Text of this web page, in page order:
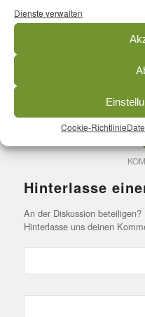
Dienste verwalten
Cookie-Richtlinie
Hinterlasse
An der Diskussion beteiligen?
Hinterlasse uns deinen